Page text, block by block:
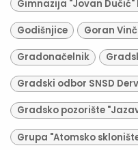
Gimnazija "Jovan Dučić"
Godišnjice Goran
Gradonačelnik
Gradski odbor SNSD
Gradsko pozorište
Grupa "Atomsko